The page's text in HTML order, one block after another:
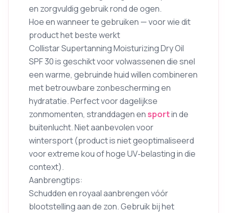
en zorgvuldig gebruik rond de ogen.
Hoe en wanneer te gebruiken — voor wie dit
product het beste werkt
Collistar Supertanning Moisturizing Dry Oil
SPF 30 is geschikt voor volwassenen die snel
een warme, gebruinde huid willen combineren
met betrouwbare zonbescherming en
hydratatie. Perfect voor dagelijkse
zonmomenten, stranddagen en sportin de
buitenlucht. Niet aanbevolen voor
wintersport (product is niet geoptimaliseerd
voor extreme kou of hoge UV‑belasting in die
context).
Aanbrengtips:
Schudden en royaal aanbrengen vóór
blootstelling aan de zon. Gebruik bij het